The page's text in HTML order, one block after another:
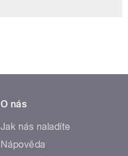
O nás
Jak nás naladíte
Nápověda